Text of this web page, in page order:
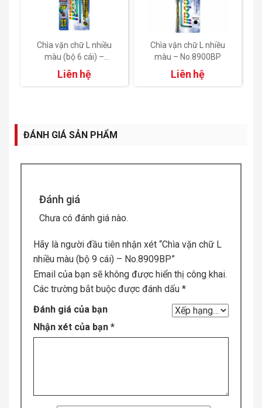
Chìa vặn chữ L nhiều
màu (bộ 6 cái) –
No.8906BP
Liên hệ
Chìa vặn chữ L nhiều
màu – No.8900BP
Liên hệ
ĐÁNH GIÁ SẢN PHẨM
Đánh giá
Chưa có đánh giá nào.
Hãy là người đầu tiên nhận xét “Chìa vặn chữ L
nhiều màu (bộ 9 cái) – No.8909BP”
Email của bạn sẽ không được hiển thị công khai.
Các trường bắt buộc được đánh dấu *
Đánh giá của bạn
Nhận xét của bạn *